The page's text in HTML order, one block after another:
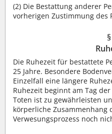
(2) Die Bestattung anderer
vorherigen Zustimmung des
Die Ruhezeit für bestattete
25 Jahre. Besondere
Einzelfall eine längere
Ruhezeit beginnt am Tag
Toten ist zu gewährleisten
körperliche Zusammenhang
Verwesungsprozess noch